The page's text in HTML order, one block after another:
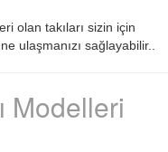
olan takıları sizin için
ulaşmanızı sağlayabilir..
Modelleri